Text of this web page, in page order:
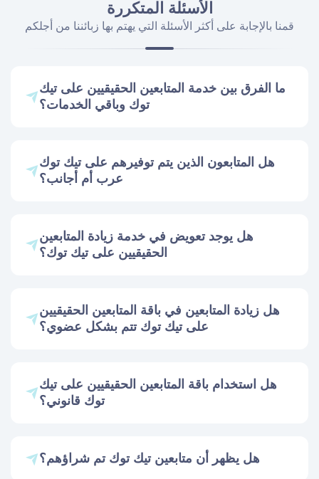
الأسئلة المتكررة
قمنا بالإجابة على أكثر الأسئلة التي يهتم بها زبائننا من أجلكم
ما الفرق بين خدمة المتابعين الحقيقيين على تيك
توك وباقي الخدمات؟
هل المتابعون الذين يتم توفيرهم على تيك توك
عرب أم أجانب؟
هل يوجد تعويض في خدمة زيادة المتابعين
الحقيقيين على تيك توك؟
هل زيادة المتابعين في باقة المتابعين الحقيقيين
على تيك توك تتم بشكل عضوي؟
هل استخدام باقة المتابعين الحقيقيين على تيك
توك قانوني؟
هل يظهر أن متابعين تيك توك تم شراؤهم؟